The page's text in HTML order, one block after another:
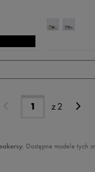
z2
. Dostępne modele tych